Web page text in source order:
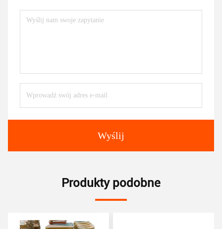
Wyślij
Produkty podobne